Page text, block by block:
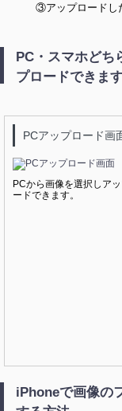
③アップロードし
PC・スマホどち
プロードできま
PCアップロード画
PCから画像を選択しアッ
ードできます。
iPhoneで画像の